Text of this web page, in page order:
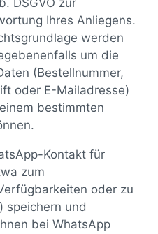
DSGVO zur
Ihres Anliegens.
werden
um die
(Bestellnummer,
oder E-Mailadresse)
bestimmten
Kontakt für
zum
oder zu
speichern und
bei WhatsApp